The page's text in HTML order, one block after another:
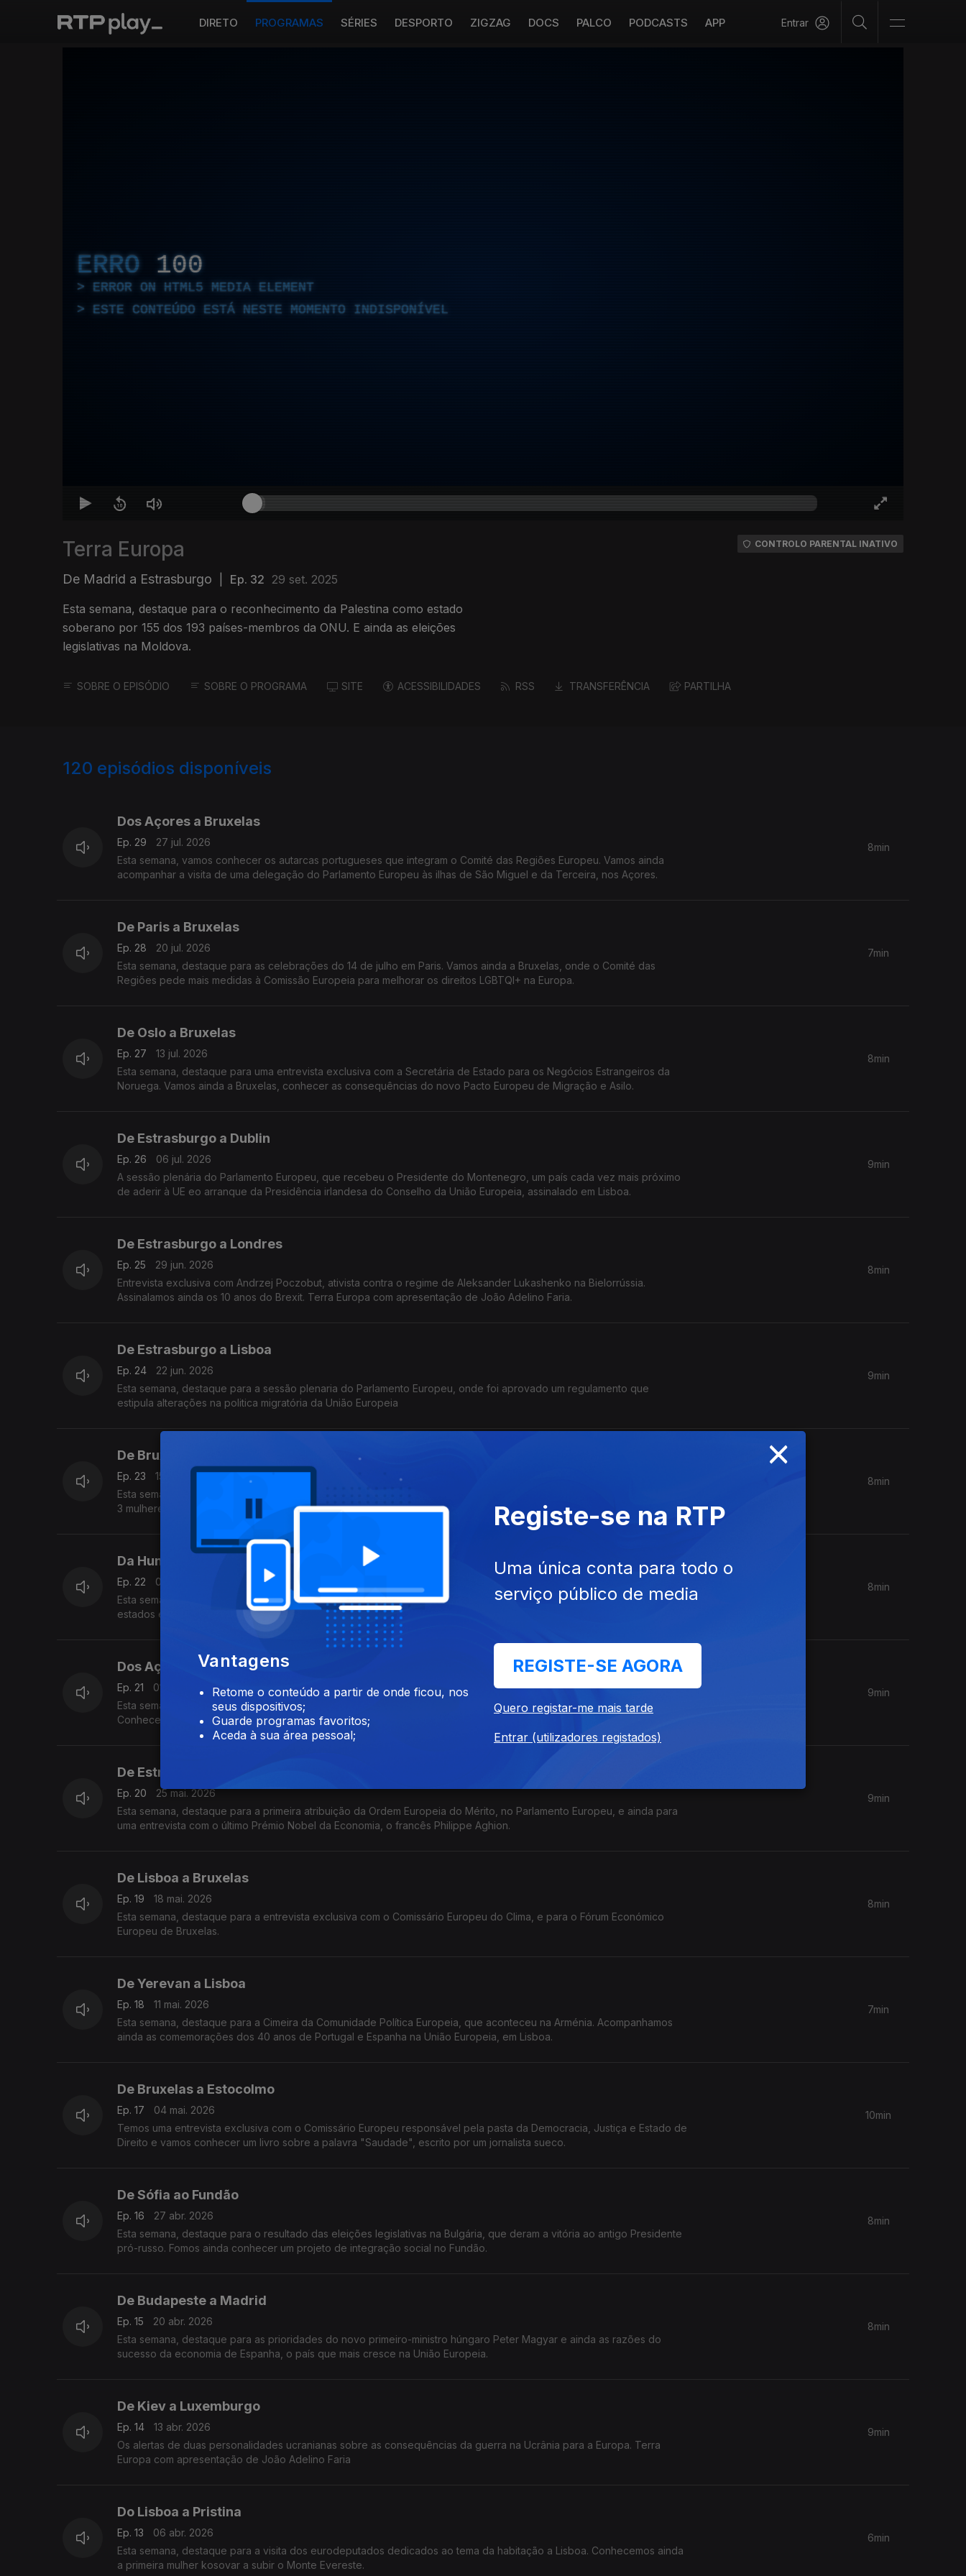
DIRETO PROGRAMAS SÉRIES DESPORTO ZIGZAG DOCS PALCO PODCASTS APP Entrar
ERRO 100
ERROR ON HTML5 MEDIA ELEMENT
ESTE CONTEÚDO ESTÁ NESTE MOMENTO INDISPONÍVEL
Terra Europa
De Madrid a Estrasburgo Ep. 32 29 set. 2025
Esta semana, destaque para o reconhecimento da Palestina como estado
soberano por 155 dos 193 países-membros da ONU. E ainda as eleições
legislativas na Moldova.
CONTROLO PARENTAL INATIVO
SOBRE O EPISÓDIO SOBRE O PROGRAMA SITE ACESSIBILIDADES RSS TRANSFERÊNCIA PARTILHA
120 episódios disponíveis
Dos Açores a Bruxelas
Ep. 29
27 jul. 2026
Esta semana, vamos conhecer os autarcas portugueses que integram o Comité das Regiões Europeu. Vamos ainda
acompanhar a visita de uma delegação do Parlamento Europeu às ilhas de São Miguel e da Terceira, nos Açores.
8min
De Paris a Bruxelas
Ep. 28
20 jul. 2026
Esta semana, destaque para as celebrações do 14 de julho em Paris. Vamos ainda a Bruxelas, onde o Comité das
Regiões pede mais medidas à Comissão Europeia para melhorar os direitos LGBTQI+ na Europa.
7min
De Oslo a Bruxelas
Ep. 27
13 jul. 2026
Esta semana, destaque para uma entrevista exclusiva com a Secretária de Estado para os Negócios Estrangeiros da
Noruega. Vamos ainda a Bruxelas, conhecer as consequências do novo Pacto Europeu de Migração e Asilo.
8min
De Estrasburgo a Dublin
Ep. 26
06 jul. 2026
A sessão plenária do Parlamento Europeu, que recebeu o Presidente do Montenegro, um país cada vez mais próximo
de aderir à UE eo arranque da Presidência irlandesa do Conselho da União Europeia, assinalado em Lisboa.
9min
De Estrasburgo a Londres
Ep. 25
29 jun. 2026
Entrevista exclusiva com Andrzej Poczobut, ativista contra o regime de Aleksander Lukashenko na Bielorrússia.
Assinalamos ainda os 10 anos do Brexit. Terra Europa com apresentação de João Adelino Faria.
8min
De Estrasburgo a Lisboa
Ep. 24
22 jun. 2026
Esta semana, destaque para a sessão plenaria do Parlamento Europeu, onde foi aprovado um regulamento que
estipula alterações na politica migratória da União Europeia
9min
De Bruxelas a Lisboa
Ep. 23
15 jun. 2026
Esta semana, destaque para a Green Week da Comissão Europeia, em Bruxelas. Vamos ainda conhecer as histórias de
3 mulheres ucranianas que tiveram de fugir da guerra, e criaram, em Lisboa, novos negócios.
8min
Da Hungria ao Kosovo
Ep. 22
08 jun. 2026
Esta semana, destaque para as novas medidas do governo húngaro que prometem melhorar as relações com os
estados europeus. E conhecemos ainda um negócio de sucesso que levou à produção do filme mais premiado do
8min
Dos Açores a Oleiros
Ep. 21
01 jun. 2026
Esta semana, destacamos a visita de eurodeputados aos Açores para avaliar a situação do setor das pescas.
Conhecemos ainda uma tuna de seniores que recebe fundos europeus num dos concelhos mais envelhecidos de
9min
De Estrasburgo a Paris
Ep. 20
25 mai. 2026
Esta semana, destaque para a primeira atribuição da Ordem Europeia do Mérito, no Parlamento Europeu, e ainda para
uma entrevista com o último Prémio Nobel da Economia, o francês Philippe Aghion.
9min
De Lisboa a Bruxelas
Ep. 19
18 mai. 2026
Esta semana, destaque para a entrevista exclusiva com o Comissário Europeu do Clima, e para o Fórum Económico
Europeu de Bruxelas.
8min
De Yerevan a Lisboa
Ep. 18
11 mai. 2026
Esta semana, destaque para a Cimeira da Comunidade Política Europeia, que aconteceu na Arménia. Acompanhamos
ainda as comemorações dos 40 anos de Portugal e Espanha na União Europeia, em Lisboa.
7min
De Bruxelas a Estocolmo
Ep. 17
04 mai. 2026
Temos uma entrevista exclusiva com o Comissário Europeu responsável pela pasta da Democracia, Justiça e Estado de
Direito e vamos conhecer um livro sobre a palavra "Saudade", escrito por um jornalista sueco.
10min
De Sófia ao Fundão
Ep. 16
27 abr. 2026
Esta semana, destaque para o resultado das eleições legislativas na Bulgária, que deram a vitória ao antigo Presidente
pró-russo. Fomos ainda conhecer um projeto de integração social no Fundão.
8min
De Budapeste a Madrid
Ep. 15
20 abr. 2026
Esta semana, destaque para as prioridades do novo primeiro-ministro húngaro Peter Magyar e ainda as razões do
sucesso da economia de Espanha, o país que mais cresce na União Europeia.
8min
De Kiev a Luxemburgo
Ep. 14
13 abr. 2026
Os alertas de duas personalidades ucranianas sobre as consequências da guerra na Ucrânia para a Europa. Terra
Europa com apresentação de João Adelino Faria
9min
Do Lisboa a Pristina
Ep. 13
06 abr. 2026
Esta semana, destaque para a visita dos eurodeputados dedicados ao tema da habitação a Lisboa. Conhecemos ainda
a primeira mulher kosovar a subir o Monte Evereste.
6min
×
Vantagens
Retome o conteúdo a partir de onde ficou, nos
seus dispositivos;
Guarde programas favoritos;
Aceda à sua área pessoal;
Registe-se na RTP
Uma única conta para todo o
serviço público de media
REGISTE-SE AGORA
Quero registar-me mais tarde
Entrar (utilizadores registados)